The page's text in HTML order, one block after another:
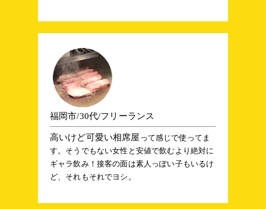
福岡市/30代/フリーランス
高いけど可愛い相席屋 って感じで使ってま
す。そうでもない女性と安値で飲むより絶対に
ギャラ飲み！接客の面は素人っぽい子もいるけ
ど、それもそれでヨシ。